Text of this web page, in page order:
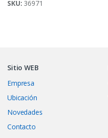
SKU: 36971
Sitio WEB
Empresa
Ubicación
Novedades
Contacto